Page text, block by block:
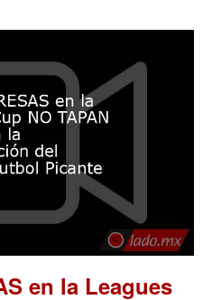
en la Leagues